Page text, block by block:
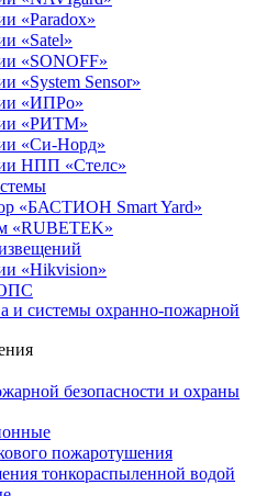
«Paradox»
«Satel»
«SONOFF»
«System Sensor»
«ИПРо»
«РИТМ»
«Си-Норд»
НПП «Стелс»
«БАСТИОН Smart Yard»
«RUBETEK»
«Hikvision»
и системы охранно-пожарной
безопасности и охраны
пожаротушения
тонкораспыленной водой